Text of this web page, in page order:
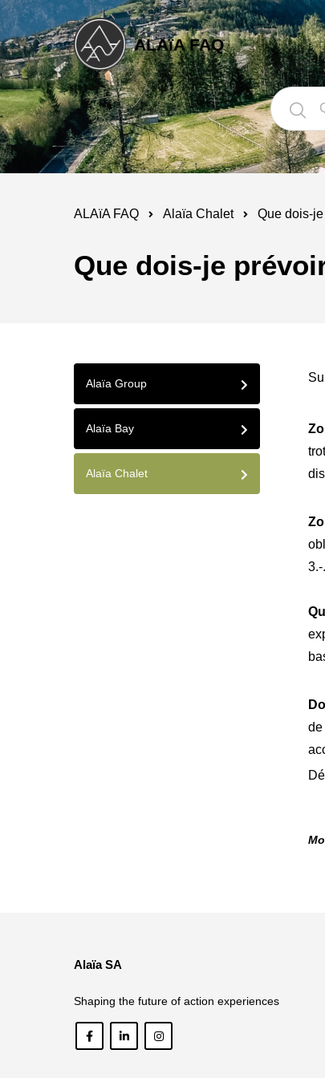
ALAïA FAQ
ALAïA FAQ Alaïa Chalet Que dois-
Que dois-je
Alaïa Group
Alaïa Bay
Alaïa Chalet
Alaïa SA
Shaping the future of action experiences